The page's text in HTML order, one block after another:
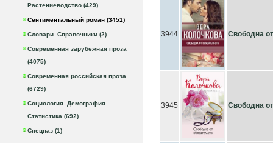
Растениеводство (429)
Сентиментальный роман (3451)
Словари. Справочники (2)
Современная зарубежная проза
(4075)
Современная российская проза
(6729)
Социология. Демография.
Статистика (692)
Спецназ (1)
3944 Свободна
3945 Свободна